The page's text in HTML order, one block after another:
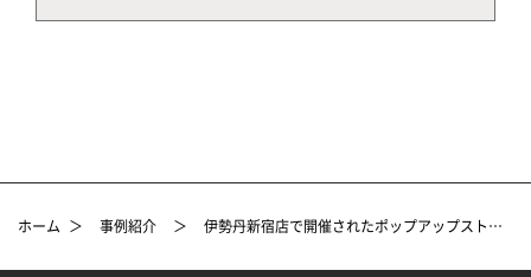
ホーム ＞ 事例紹介 ＞ 伊勢丹新宿店で開催されたポップアップストアの設計VMD事例 #2